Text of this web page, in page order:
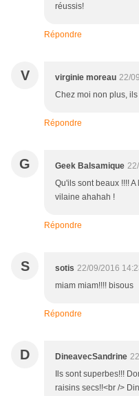
réussis!
Répondre
V virginie moreau 22/
Chez moi non plus,
Répondre
G Geek Balsamique
Qu'ils sont beaux !!!!
vilaine ahahah !
Répondre
S sotis 22/09/2016
miam miam!!!! bisous
Répondre
D DineavecSandrine
Ils sont superbes!!!
raisins secs!!<br />